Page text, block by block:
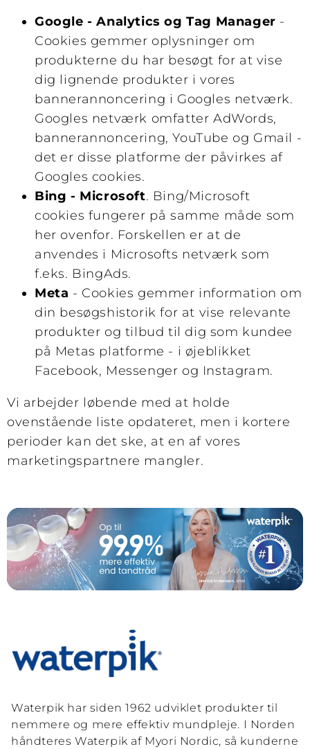
Google - Analytics og Tag Manager -
Cookies gemmer oplysninger om
produkterne du har besøgt for at vise
dig lignende produkter i vores
bannerannoncering i Googles netværk.
Googles netværk omfatter AdWords,
bannerannoncering, YouTube og Gmail -
det er disse platforme der påvirkes af
Googles cookies.
Bing - Microsoft. Bing/Microsoft
cookies fungerer på samme måde som
her ovenfor. Forskellen er at de
anvendes i Microsofts netværk som
f.eks. BingAds.
Meta - Cookies gemmer information om
din besøgshistorik for at vise relevante
produkter og tilbud til dig som kundee
på Metas platforme - i øjeblikket
Facebook, Messenger og Instagram.
Vi arbejder løbende med at holde
ovenstående liste opdateret, men i kortere
perioder kan det ske, at en af vores
marketingspartnere mangler.
Waterpik har siden 1962 udviklet produkter til
nemmere og mere effektiv mundpleje. I Norden
håndteres Waterpik af Myori Nordic, så kunderne